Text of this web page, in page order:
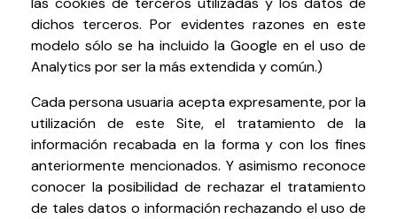
dichos terceros. Por evidentes razones en este
modelo sólo se ha incluido la Google en el uso de
Analytics por ser la más extendida y común.)
Cada persona usuaria acepta expresamente, por la
utilización de este Site, el tratamiento de la
información recabada en la forma y con los fines
anteriormente mencionados. Y asimismo reconoce
conocer la posibilidad de rechazar el tratamiento
de tales datos o información rechazando el uso de